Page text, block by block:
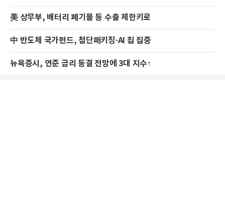
美 상무부, 배터리 폐기물 등 수출 제한키로
中 반도체 국가펀드, 첨단패키징·AI 칩 집중
뉴욕증시, 연준 금리 동결 전망에 3대 지수↑